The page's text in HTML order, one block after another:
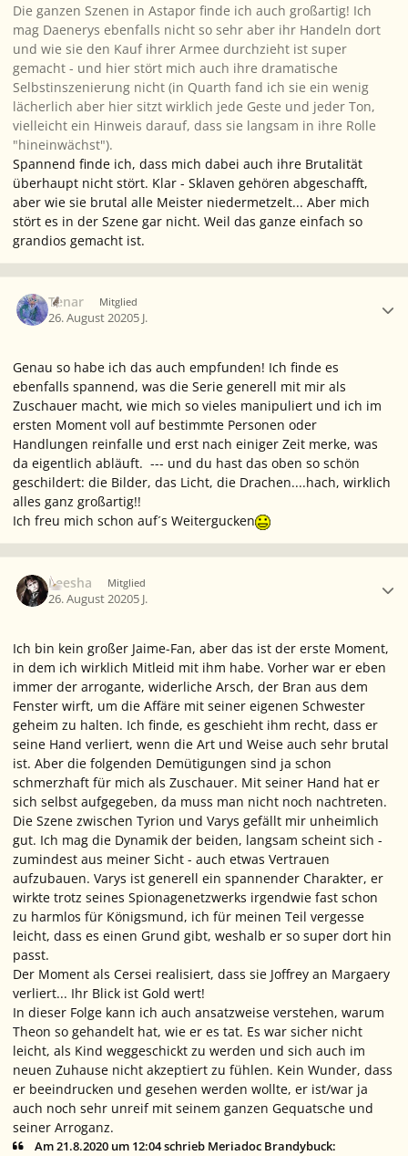
Die ganzen Szenen in Astapor finde ich auch großartig! Ich
mag Daenerys ebenfalls nicht so sehr aber ihr Handeln dort
und wie sie den Kauf ihrer Armee durchzieht ist super
gemacht - und hier stört mich auch ihre dramatische
Selbstinszenierung nicht (in Quarth fand ich sie ein wenig
lächerlich aber hier sitzt wirklich jede Geste und jeder Ton,
vielleicht ein Hinweis darauf, dass sie langsam in ihre Rolle
"hineinwächst").
Spannend finde ich, dass mich dabei auch ihre Brutalität
überhaupt nicht stört. Klar - Sklaven gehören abgeschafft,
aber wie sie brutal alle Meister niedermetzelt... Aber mich
stört es in der Szene gar nicht. Weil das ganze einfach so
grandios gemacht ist.
Tenar Mitglied
26. August 20205 J.
Genau so habe ich das auch empfunden! Ich finde es
ebenfalls spannend, was die Serie generell mit mir als
Zuschauer macht, wie mich so vieles manipuliert und ich im
ersten Moment voll auf bestimmte Personen oder
Handlungen reinfalle und erst nach einiger Zeit merke, was
da eigentlich abläuft. --- und du hast das oben so schön
geschildert: die Bilder, das Licht, die Drachen....hach, wirklich
alles ganz großartig!!
Ich freu mich schon auf´s Weitergucken
Leesha Mitglied
26. August 20205 J.
Ich bin kein großer Jaime-Fan, aber das ist der erste Moment,
in dem ich wirklich Mitleid mit ihm habe. Vorher war er eben
immer der arrogante, widerliche Arsch, der Bran aus dem
Fenster wirft, um die Affäre mit seiner eigenen Schwester
geheim zu halten. Ich finde, es geschieht ihm recht, dass er
seine Hand verliert, wenn die Art und Weise auch sehr brutal
ist. Aber die folgenden Demütigungen sind ja schon
schmerzhaft für mich als Zuschauer. Mit seiner Hand hat er
sich selbst aufgegeben, da muss man nicht noch nachtreten.
Die Szene zwischen Tyrion und Varys gefällt mir unheimlich
gut. Ich mag die Dynamik der beiden, langsam scheint sich -
zumindest aus meiner Sicht - auch etwas Vertrauen
aufzubauen. Varys ist generell ein spannender Charakter, er
wirkte trotz seines Spionagenetzwerks irgendwie fast schon
zu harmlos für Königsmund, ich für meinen Teil vergesse
leicht, dass es einen Grund gibt, weshalb er so super dort hin
passt.
Der Moment als Cersei realisiert, dass sie Joffrey an Margaery
verliert... Ihr Blick ist Gold wert!
In dieser Folge kann ich auch ansatzweise verstehen, warum
Theon so gehandelt hat, wie er es tat. Es war sicher nicht
leicht, als Kind weggeschickt zu werden und sich auch im
neuen Zuhause nicht akzeptiert zu fühlen. Kein Wunder, dass
er beeindrucken und gesehen werden wollte, er ist/war ja
auch noch sehr unreif mit seinem ganzen Gequatsche und
seiner Arroganz.
Am 21.8.2020 um 12:04 schrieb Meriadoc Brandybuck: